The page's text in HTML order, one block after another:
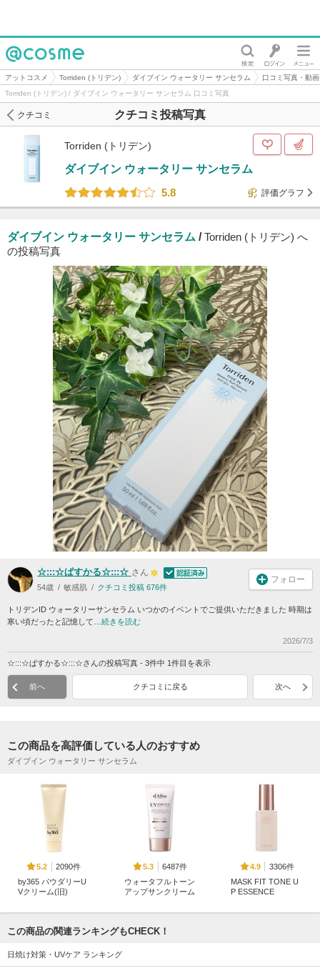
@cosme
アットコスメ Torriden (トリデン) ダイブイン ウォータリー サンセラム
口コミ写真・動
Torriden (トリデン) / ダイブイン ウォータリー サンセラム 口コミ写真
クチコミ投稿写真
クチコミ
Torriden (トリデン)
ダイブイン ウォータリー サンセラム
5.8
評価グラフ
ダイブイン ウォータリー サンセラム /Torriden (トリデン) へ
の投稿写真
☆:::☆ぱすかる☆:::☆ さん
54歳 敏感肌 クチコミ投稿 676件
フォロー
トリデンID ウォータリーサンセラム いつかのイベントでご提供いただきました 時期は
寒い頃だったと記憶して… 続きを読む
2026/7/3
☆:::☆ぱすかる☆:::☆さんの投稿写真 - 3件中 1件目を表示
前へ クチコミに戻る 次へ
この商品を高評価している人のおすすめ
ダイブイン ウォータリー サンセラム
5.2
2090件
by365 パウダリーU
Vクリーム(旧)
5.3
6487件
ウォータフルトーン
アップサンクリーム
4.9
3306件
MASK FIT TONE U
P ESSENCE
この商品の関連ランキングもCHECK！
日焼け対策・UVケア ランキング